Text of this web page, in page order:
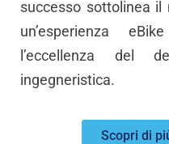
successo sottolinea il
un’esperienza
l’eccellenza del
ingegneristica.
Scopri di